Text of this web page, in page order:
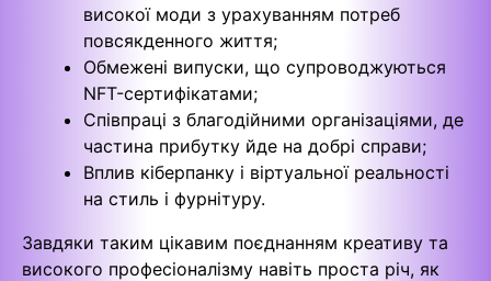
високої моди з урахуванням потреб
повсякденного життя;
Обмежені випуски, що супроводжуються
NFT-сертифікатами;
Співпраці з благодійними організаціями, де
частина прибутку йде на добрі справи;
Вплив кіберпанку і віртуальної реальності
на стиль і фурнітуру.
Завдяки таким цікавим поєднанням креативу та
високого професіоналізму навіть проста річ, як